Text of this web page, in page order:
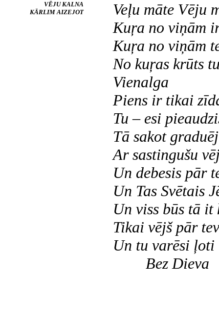
VĒJU KALNA
KĀRLIM AIZEJOT
Veļu māte Vēju
Kuŗa no viņām
Kuŗa no viņām
No kuŗas krūts
Vienalga
Piens ir tikai
Tu – esi
Tā sakot
Ar sastingušu
Un debesis pār
Un Tas Svētais
Un viss būs tā
Tikai vējš pār
Un tu varēsi
Bez Dieva